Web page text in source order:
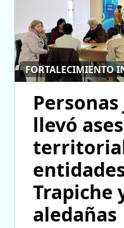
FORTALECIMIENTO
llevó
Trapiche
aledañas